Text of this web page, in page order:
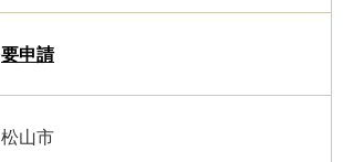
要申請
松山市